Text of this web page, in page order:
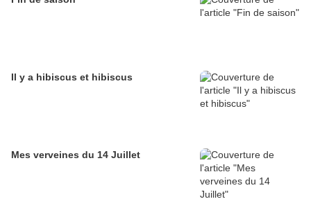
Il y a hibiscus et hibiscus
Mes verveines du 14 Juillet